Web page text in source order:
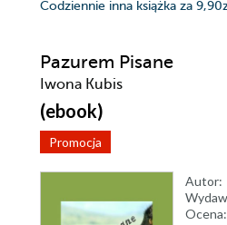
Codziennie inna książka za
Pazurem Pisane
Iwona Kubis
(ebook)
Promocja
Autor:
Ocena: